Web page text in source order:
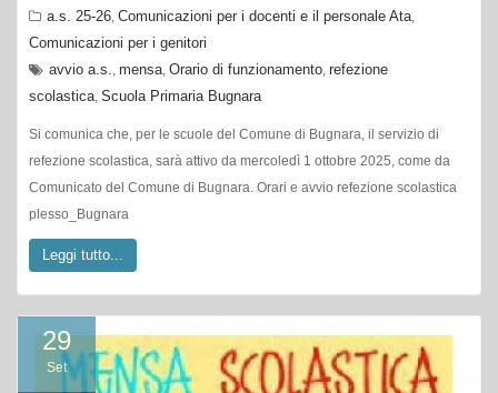
a.s. 25-26, Comunicazioni per i docenti e il personale Ata,
Comunicazioni per i genitori
avvio a.s., mensa, Orario di funzionamento, refezione
scolastica, Scuola Primaria Bugnara
Si comunica che, per le scuole del Comune di Bugnara, il servizio di
refezione scolastica, sarà attivo da mercoledì 1 ottobre 2025, come da
Comunicato del Comune di Bugnara. Orari e avvio refezione scolastica
plesso_Bugnara
Leggi tutto...
29
Set